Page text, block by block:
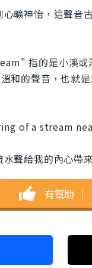
曠神怡，這聲音
指的是小溪或
的聲音，也就是
of a stream
聲給我的內心帶
有幫助 ｜